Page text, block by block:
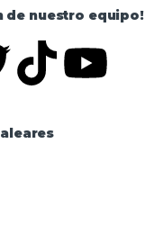
de nuestro equipo!